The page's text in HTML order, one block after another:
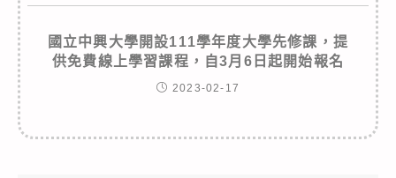
國立中興大學開設111學年度大學先修課，提
供免費線上學習課程，自3月6日起開始報名
2023-02-17